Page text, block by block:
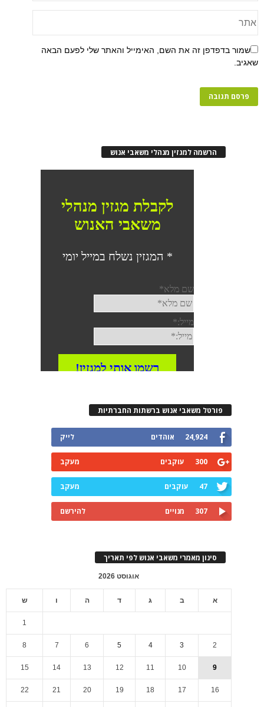
שמור בדפדפן זה את השם, האימייל והאתר שלי לפעם הבאה
שאגיב.
הרשמה למגזין מנהלי משאבי אנוש
פורטל משאבי אנוש ברשתות החברתיות
24,924 אוהדים לייק
300 עוקבים מעקב
47 עוקבים מעקב
307 מנויים להירשם
סינון מאמרי משאבי אנוש לפי תאריך
אוגוסט 2026
א ב ג ד ה ו ש
1
2
3
4
5
6
7
8
9
10
11
12
13
14
15
16
17
18
19
20
21
22